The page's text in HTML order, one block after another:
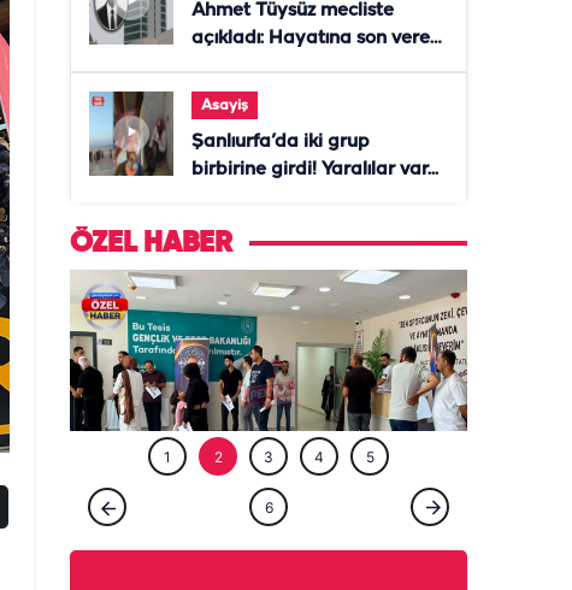
Ahmet Tüysüz mecliste
açıkladı: Hayatına son veren
ölmezdim" notunu bıraktı
Asayiş
Şanlıurfa’da iki grup
birbirine girdi! Yaralılar var...
ÖZEL HABER
GÜNCEL
Şanlıurfa’da ‘Milyoner’ olmak isteyenler
1 2 3 4 5
6